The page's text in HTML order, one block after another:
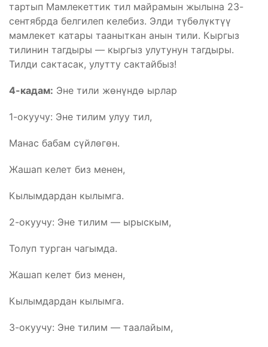
тартып Мамлекеттик тил майрамын жылына 23-
сентябрда белгилеп келебиз. Элди түбөлүктүү
мамлекет катары тааныткан анын тили. Кыргыз
тилинин тагдыры — кыргыз улутунун тагдыры.
Тилди сактасак, улутту сактайбыз!
4-кадам: Эне тили жөнүндө ырлар
1-окуучу: Эне тилим улуу тил,
Манас бабам сүйлөгөн.
Жашап келет биз менен,
Кылымдардан кылымга.
2-окуучу: Эне тилим — ырыскым,
Толуп турган чагымда.
Жашап келет биз менен,
Кылымдардан кылымга.
3-окуучу: Эне тилим — таалайым,